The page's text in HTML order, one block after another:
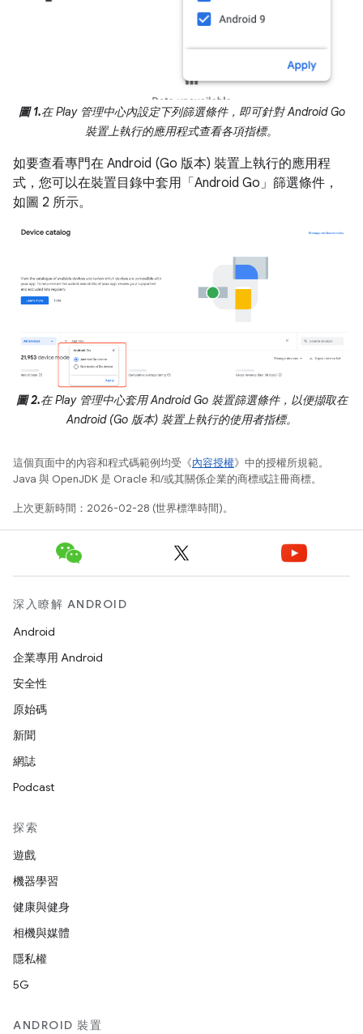
圖 1.在 Play 管理中心內設定下列篩選條件，即可針對 Android Go
裝置上執行的應用程式查看各項指標。
如要查看專門在 Android (Go 版本) 裝置上執行的應用程
式，您可以在裝置目錄中套用「Android Go」 篩選條件，
如圖 2 所示。
圖 2.在 Play 管理中心套用 Android Go 裝置篩選條件，以便擷取在
Android (Go 版本) 裝置上執行的使用者指標。
這個頁面中的內容和程式碼範例均受《內容授權》中的授權所規範。
Java 與 OpenJDK 是 Oracle 和/或其關係企業的商標或註冊商標。
上次更新時間：2026-02-28 (世界標準時間)。
深入瞭解 ANDROID
Android
企業專用 Android
安全性
原始碼
新聞
網誌
Podcast
探索
遊戲
機器學習
健康與健身
相機與媒體
隱私權
5G
ANDROID 裝置